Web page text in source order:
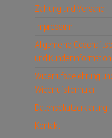
Zahlung und Versand
Impressum
Allgemeine
und
Widerrufsbelehrung
Widerrufsformular
Datenschutzerklärung
Kontakt